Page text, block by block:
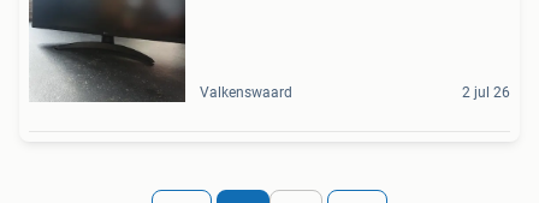
Valkenswaard 2 jul 26